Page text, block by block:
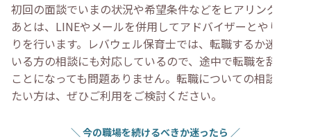
初回の面談でいまの状況や希望条件などをヒアリングした
あとは、LINEやメールを併用してアドバイザーとやり取
りを行います。レバウェル保育士では、転職するか迷って
いる方の相談にも対応しているので、途中で転職を辞める
ことになっても問題ありません。転職についての相談をし
たい方は、ぜひご利用をご検討ください。
＼ 今の職場を続けるべきか迷ったら ／